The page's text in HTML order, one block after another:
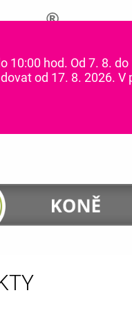
hod. Od 7. 8.
od 17. 8. 2026.